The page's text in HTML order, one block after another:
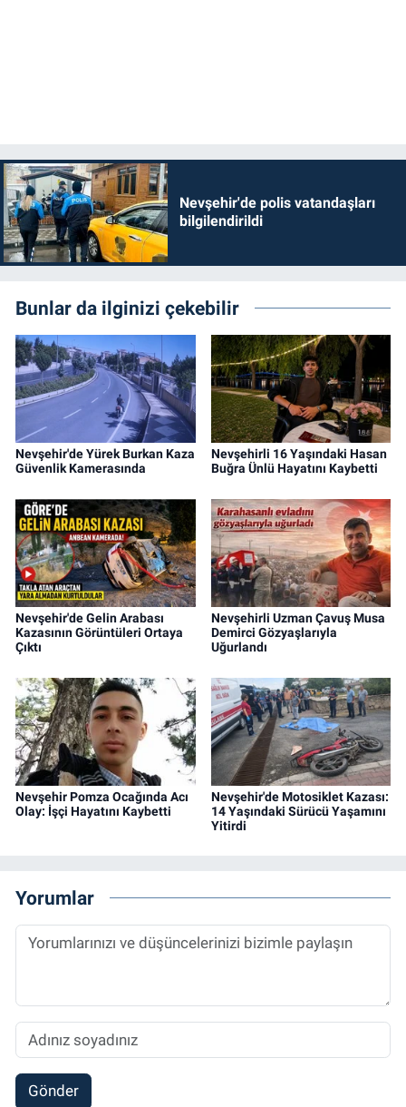
Nevşehir'de polis vatandaşları
bilgilendirildi
Bunlar da ilginizi çekebilir
Nevşehir'de Yürek Burkan Kaza
Güvenlik Kamerasında
Nevşehirli 16 Yaşındaki Hasan
Buğra Ünlü Hayatını Kaybetti
Nevşehir'de Gelin Arabası
Kazasının Görüntüleri Ortaya
Çıktı
Nevşehirli Uzman Çavuş Musa
Demirci Gözyaşlarıyla
Uğurlandı
Nevşehir Pomza Ocağında Acı
Olay: İşçi Hayatını Kaybetti
Nevşehir'de Motosiklet Kazası:
14 Yaşındaki Sürücü Yaşamını
Yitirdi
Yorumlar
Gönder